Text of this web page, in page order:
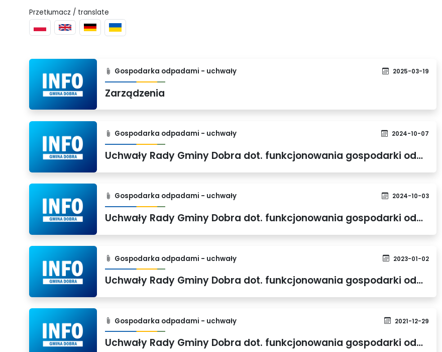
Przetłumacz / translate
Gospodarka odpadami - uchwały 2025-03-19
Zarządzenia
Gospodarka odpadami - uchwały 2024-10-07
Uchwały Rady Gminy Dobra dot. funkcjonowania gospodarki odpadami komunalnymi z mocą obowiązującą od 01 stycznia 2025 r.
Gospodarka odpadami - uchwały 2024-10-03
Uchwały Rady Gminy Dobra dot. funkcjonowania gospodarki odpadami komunalnymi z mocą obowiązującą od 15 lipca 2024 r.
Gospodarka odpadami - uchwały 2023-01-02
Uchwały Rady Gminy Dobra dot. funkcjonowania gospodarki odpadami komunalnymi z mocą obowiązującą od 1 stycznia 2023 r.
Gospodarka odpadami - uchwały 2021-12-29
Uchwały Rady Gminy Dobra dot. funkcjonowania gospodarki odpadami komunalnymi z mocą obowiązującą od 1 stycznia 2022 r.